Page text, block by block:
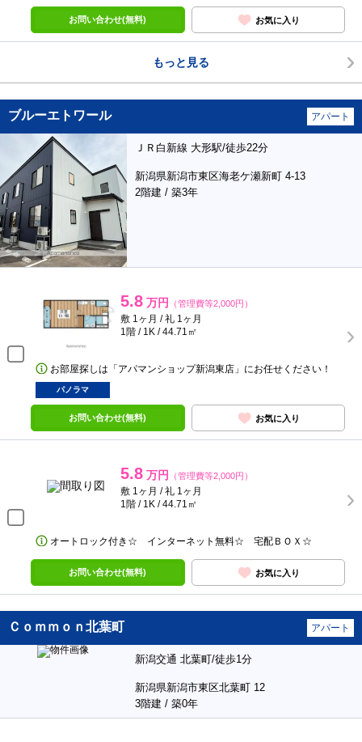
お問い合わせ(無料) お気に入り
もっと見る
ブルーエトワール アパート
ＪＲ白新線 大形駅/徒歩22分
新潟県新潟市東区海老ケ瀬新町 4-13
2階建 / 築3年
5.8 万円 （管理費等2,000円）
敷 1ヶ月 / 礼 1ヶ月
1階 / 1K / 44.71㎡
お部屋探しは「アパマンショップ新潟東店」にお任せください！
パノラマ
お問い合わせ(無料) お気に入り
5.8 万円 （管理費等2,000円）
敷 1ヶ月 / 礼 1ヶ月
1階 / 1K / 44.71㎡
オートロック付き☆ インターネット無料☆ 宅配ＢＯＸ☆
お問い合わせ(無料) お気に入り
Ｃｏｍｍｏｎ北葉町 アパート
新潟交通 北葉町/徒歩1分
新潟県新潟市東区北葉町 12
3階建 / 築0年